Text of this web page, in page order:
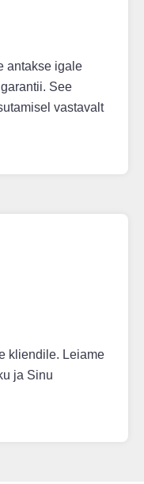
antakse igale
See
vastavalt
kliendile. Leiame
ja Sinu